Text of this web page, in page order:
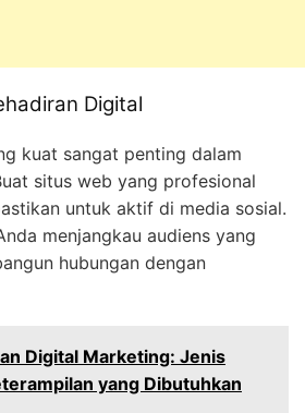
Digital
kuat sangat penting dalam
situs web yang profesional
untuk aktif di media sosial.
menjangkau audiens yang
hubungan dengan
Digital Marketing: Jenis
yang Dibutuhkan